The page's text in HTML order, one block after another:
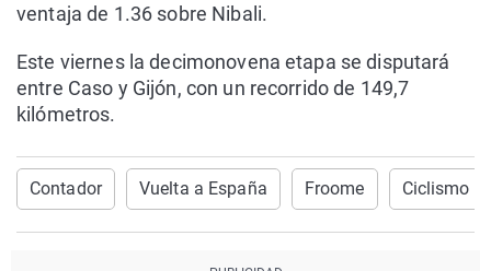
ventaja de 1.36 sobre Nibali.
Este viernes la decimonovena etapa se disputará
entre Caso y Gijón, con un recorrido de 149,7
kilómetros.
Contador Vuelta a España Froome Ciclismo